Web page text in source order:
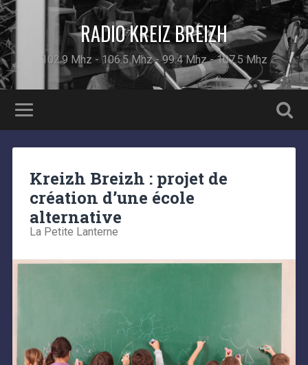
RADIO KREIZ BREIZH
102.9 Mhz - 106.5 Mhz - 99.4 Mhz - 107.5 Mhz
Kreizh Breizh : projet de
création d’une école
alternative
La Petite Lanterne